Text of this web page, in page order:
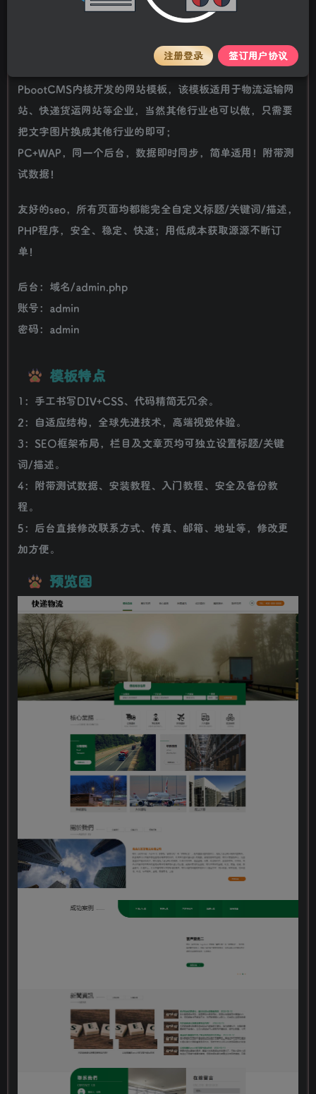
(自适应手机端)HTML5简繁字体绿色宽屏物流运输类网站
pbootcms模板 响应式大气快递货运网站源码下载
PbootCMS内核开发的网站模板，该模板适用于物流运输网
站、快递货运网站等企业，当然其他行业也可以做，只需要
把文字图片换成其他行业的即可；
PC+WAP，同一个后台，数据即时同步，简单适用！附带测
试数据！
友好的seo，所有页面均都能完全自定义标题/关键词/描述，
PHP程序，安全、稳定、快速；用低成本获取源源不断订
单！
后台：域名/admin.php
账号：admin
密码：admin
模板特点
1：手工书写DIV+CSS、代码精简无冗余。
2：自适应结构，全球先进技术，高端视觉体验。
3：SEO框架布局，栏目及文章页均可独立设置标题/关键
词/描述。
4：附带测试数据、安装教程、入门教程、安全及备份教
程。
5：后台直接修改联系方式、传真、邮箱、地址等，修改更
加方便。
预览图
注册登录 签订用户协议